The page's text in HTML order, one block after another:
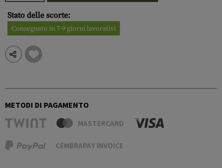
Stato delle scorte:
Consegnato in 7-9 giorni lavorativi
METODI DI PAGAMENTO
MASTERCARD
CEMBRAPAY INVOICE